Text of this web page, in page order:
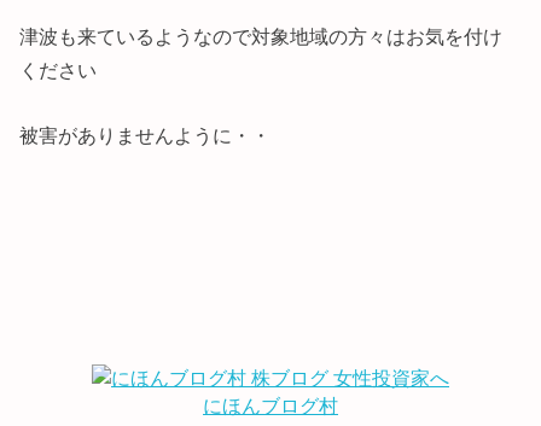
津波も来ているようなので対象地域の方々はお気を付け
ください
被害がありませんように・・
にほんブログ村